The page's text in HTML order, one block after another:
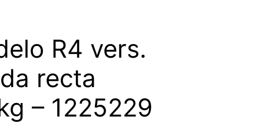
R4 vers.
recta
– 1225229